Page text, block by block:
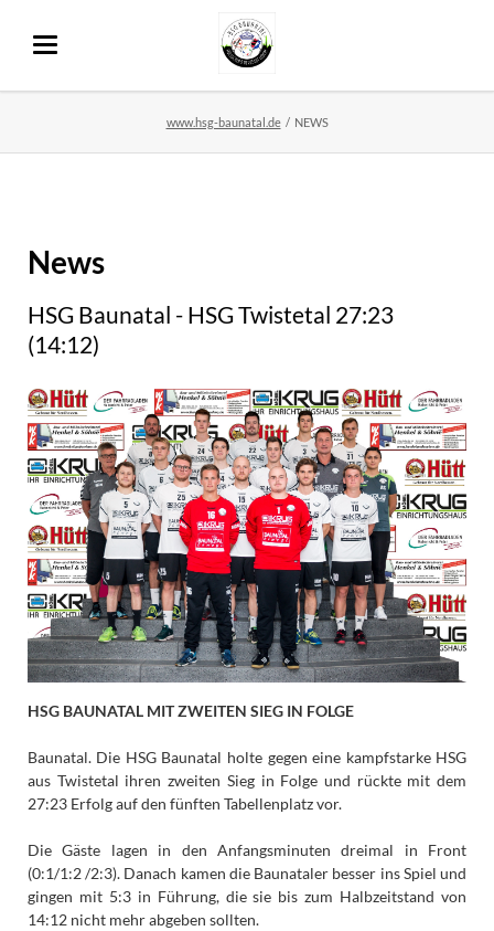
www.hsg-baunatal.de NEWS
News
HSG Baunatal - HSG Twistetal 27:23
(14:12)
HSG BAUNATAL MIT ZWEITEN SIEG IN FOLGE
Baunatal. Die HSG Baunatal holte gegen eine kampfstarke HSG
aus Twistetal ihren zweiten Sieg in Folge und rückte mit dem
27:23 Erfolg auf den fünften Tabellenplatz vor.
Die Gäste lagen in den Anfangsminuten dreimal in Front
(0:1/1:2 /2:3). Danach kamen die Baunataler besser ins Spiel und
gingen mit 5:3 in Führung, die sie bis zum Halbzeitstand von
14:12 nicht mehr abgeben sollten.